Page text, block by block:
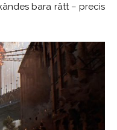
bara rätt – precis